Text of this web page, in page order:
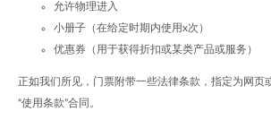
允许物理进入
小册子（在给定时期内使用x次）
优惠券（用于获得折扣或某类产品或服务）
正如我们所见，门票附带一些法律条款，指定为网页
“使用条款”合同。